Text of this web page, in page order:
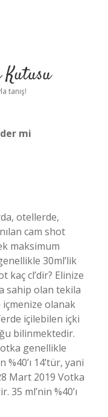
Kutusu
tanış!
mi
otellerde,
cam shot
maksimum
30ml’lik
kaç cl’dir? Elinize
sahip olan tekila
olanak
içilebilen içki
bilinmektedir.
genellikle
14’tür, yani
Mart 2019 Votka
ml’nin %40’ı